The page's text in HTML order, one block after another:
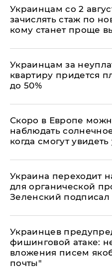
Украинцам со 2
зачислять стаж по
кому станет проще
Украинцам за
квартиру придется
до 50%
Скоро в Европе
наблюдать
когда смогут
Украина переходит
для органической
Зеленский подписал
Украинцев
фишинговой атаке:
вложения писем
почты"